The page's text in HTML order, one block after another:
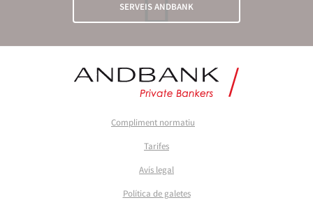
SERVEIS ANDBANK
Compliment normatiu
Tarifes
Avís legal
Política de galetes